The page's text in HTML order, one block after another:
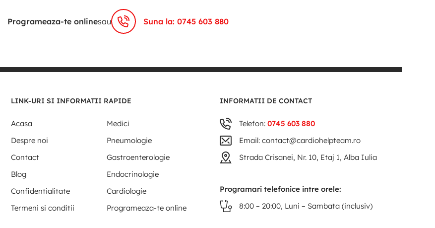
Programeaza-te onlinesau Suna la: 0745 603 880
LINK-URI SI INFORMATII RAPIDE
Acasa
Medici
Despre noi
Pneumologie
Contact
Gastroenterologie
Blog
Endocrinologie
Confidentialitate
Cardiologie
Termeni si conditii
Programeaza-te online
INFORMATII DE CONTACT
Telefon:0745 603 880
Email: contact@cardiohelpteam.ro
Strada Crisanei, Nr. 10, Etaj 1, Alba Iulia
Programari telefonice intre orele:
8:00 – 20:00, Luni – Sambata (inclusiv)